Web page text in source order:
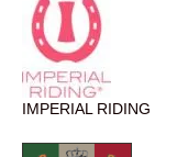
IMPERIAL RIDING